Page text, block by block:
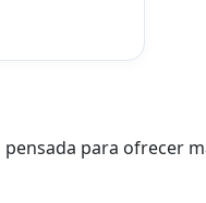
para ofrecer